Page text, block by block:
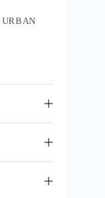
URBAN